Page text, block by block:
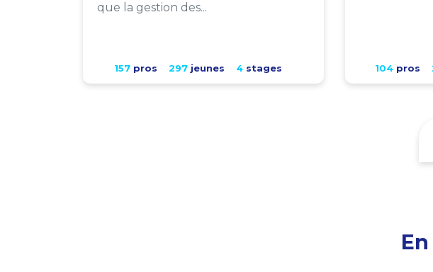
que la gestion des...
157pros 297jeunes 4stages 104pros